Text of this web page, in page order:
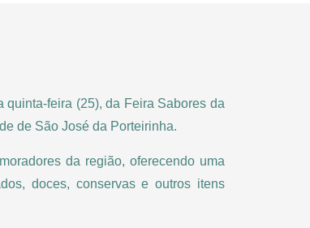
quinta-feira (25), da Feira Sabores da
de São José da Porteirinha.
da região, oferecendo uma
doces, conservas e outros itens